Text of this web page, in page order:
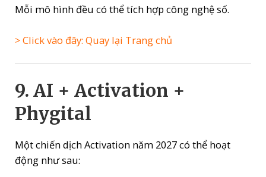
Mỗi mô hình đều có thể tích hợp công nghệ số.
> Click vào đây: Quay lại Trang chủ
9. AI + Activation +
Phygital
Một chiến dịch Activation năm 2027 có thể hoạt
động như sau: